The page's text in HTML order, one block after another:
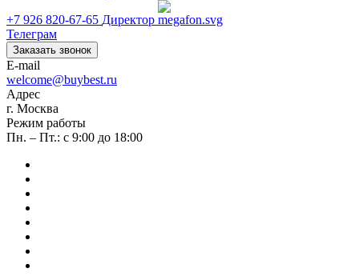
+7 926 820-67-65 Директор
Телеграм
Заказать звонок
E-mail
welcome@buybest.ru
Адрес
г. Москва
Режим работы
Пн. – Пт.: с 9:00 до 18:00